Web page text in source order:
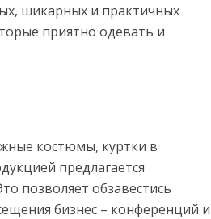
шикарных и практичных
приятно одевать и
костюмы, куртки в
предлагается
позволяет обзавестись
бизнес – конференций и